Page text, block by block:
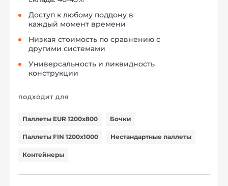
Доступ к любому поддону в
каждый момент времени
Низкая стоимость по сравнению с
другими системами
Универсальность и ликвидность
конструкции
ПОДХОДИТ ДЛЯ
Паллеты EUR 1200x800 Бочки
Паллеты FIN 1200x1000 Нестандартные паллеты
Контейнеры